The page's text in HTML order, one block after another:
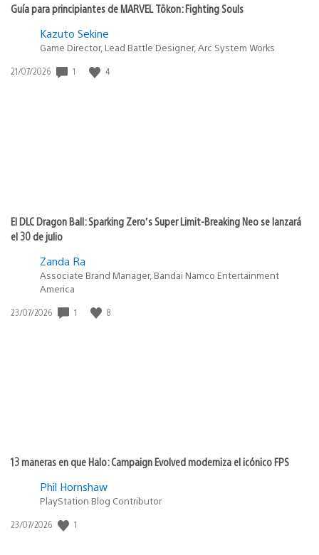
Guía para principiantes de MARVEL Tōkon: Fighting Souls
Kazuto Sekine
Game Director, Lead Battle Designer, Arc System Works
Fecha
21/07/2026 1 4
El DLC Dragon Ball: Sparking Zero’s Super Limit-Breaking Neo se lanzará
el 30 de julio
Zanda Ra
Associate Brand Manager, Bandai Namco Entertainment
America
Fecha
23/07/2026 1 8
13 maneras en que Halo: Campaign Evolved moderniza el icónico FPS
Phil Hornshaw
PlayStation Blog Contributor
Fecha
23/07/2026 1